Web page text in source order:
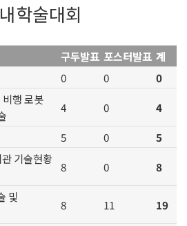
학술대회
구두발표 포스터발표 계
0 0
0
행 로봇
4 0
4
5 0
5
기술현황
8 0
8
및
8 11
19